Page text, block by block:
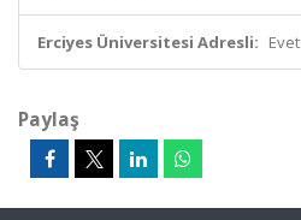
Erciyes Üniversitesi Adresli: Evet
Paylaş